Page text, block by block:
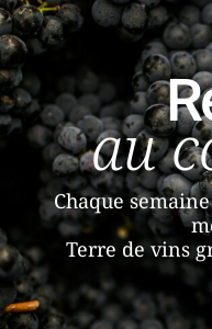
au
Chaque
Terre de vins